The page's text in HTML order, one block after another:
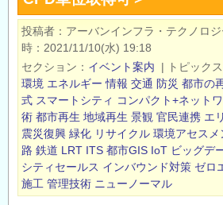
◆◇
セ
ナ
ー
開
催
の
ご
案
投稿者 アーバンインフラ・テクノロ
時
2021/11/10(水) 19:18
セクション
イベント案内 | トピックス
環境 エネルギー 情報 交通 防災 都市の
式 スマートシティ コンパクト+ネット
術 都市再生 地域再生 景観 官民連携 エ
震災復興 緑化 リサイクル 環境アセスメ
路 鉄道 LRT ITS 都市GIS IoT ビッグデ
シティセールス インバウンド対策 ゼロ
施工 管理技術 ニューノーマル